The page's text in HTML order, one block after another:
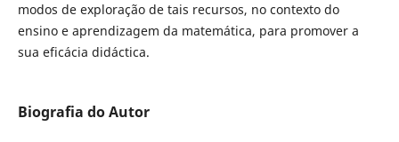
modos de exploração de tais recursos, no contexto do
ensino e aprendizagem da matemática, para promover a
sua eficácia didáctica.
Biografia do Autor